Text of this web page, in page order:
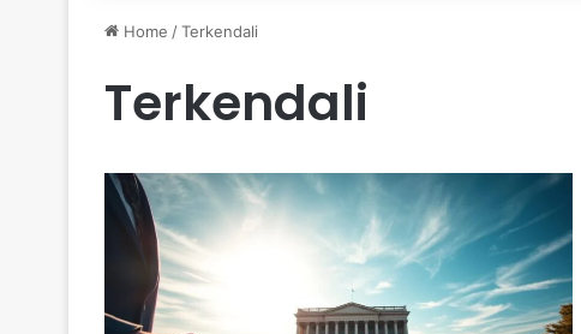
Home /Terkendali
Terkendali